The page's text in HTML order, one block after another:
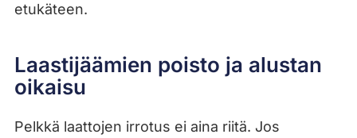
etukäteen.
Laastijäämien poisto ja alustan
oikaisu
Pelkkä laattojen irrotus ei aina riitä. Jos